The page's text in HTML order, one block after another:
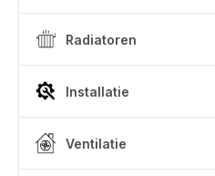
Radiatoren
Installatie
Ventilatie